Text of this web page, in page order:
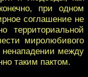
при одном
соглашение не
территориальной
миролюбивого
ненападении между
таким пактом.